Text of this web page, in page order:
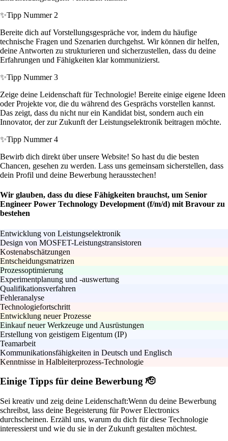
✨Tipp Nummer 2
Bereite dich auf Vorstellungsgespräche vor, indem du häufige
technische Fragen und Szenarien durchgehst. Wir können dir helfen,
deine Antworten zu strukturieren und sicherzustellen, dass du deine
Erfahrungen und Fähigkeiten klar kommunizierst.
✨Tipp Nummer 3
Zeige deine Leidenschaft für Technologie! Bereite einige eigene Ideen
oder Projekte vor, die du während des Gesprächs vorstellen kannst.
Das zeigt, dass du nicht nur ein Kandidat bist, sondern auch ein
Innovator, der zur Zukunft der Leistungselektronik beitragen möchte.
✨Tipp Nummer 4
Bewirb dich direkt über unsere Website! So hast du die besten
Chancen, gesehen zu werden. Lass uns gemeinsam sicherstellen, dass
dein Profil und deine Bewerbung herausstechen!
Wir glauben, dass du diese Fähigkeiten brauchst, um Senior
Engineer Power Technology Development (f/m/d) mit Bravour zu
bestehen
Entwicklung von Leistungselektronik
Design von MOSFET-Leistungstransistoren
Kostenabschätzungen
Entscheidungsmatrizen
Prozessoptimierung
Experimentplanung und -auswertung
Qualifikationsverfahren
Fehleranalyse
Technologiefortschritt
Entwicklung neuer Prozesse
Einkauf neuer Werkzeuge und Ausrüstungen
Erstellung von geistigem Eigentum (IP)
Teamarbeit
Kommunikationsfähigkeiten in Deutsch und Englisch
Kenntnisse in Halbleiterprozess-Technologie
Einige Tipps für deine Bewerbung 🫡
Sei kreativ und zeig deine Leidenschaft:Wenn du deine Bewerbung
schreibst, lass deine Begeisterung für Power Electronics
durchscheinen. Erzähl uns, warum du dich für diese Technologie
interessierst und wie du sie in der Zukunft gestalten möchtest.